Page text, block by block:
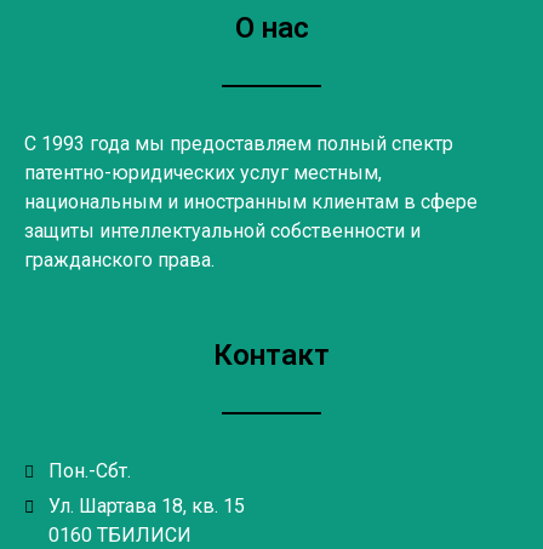
О нас
С 1993 года мы предоставляем полный спектр
патентно-юридических услуг местным,
национальным и иностранным клиентам в сфере
защиты интеллектуальной собственности и
гражданского права.
Контакт
Пон.-Сбт.
Ул. Шартава 18, кв. 15
0160 ТБИЛИСИ